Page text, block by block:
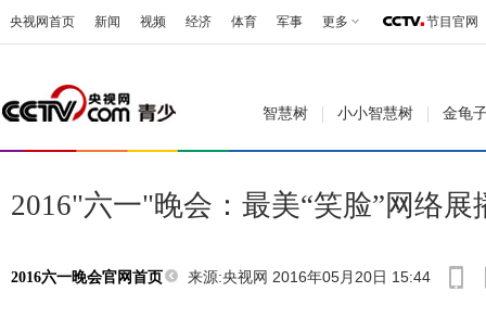
央视网首页 新闻 视频 经济 体育 军事 更多 节目官网
智慧树 小小智慧树 金龟
2016"六一"晚会：最美“笑脸”网络展
2016六一晚会官网首页 来源:央视网 2016年05月20日 15:44